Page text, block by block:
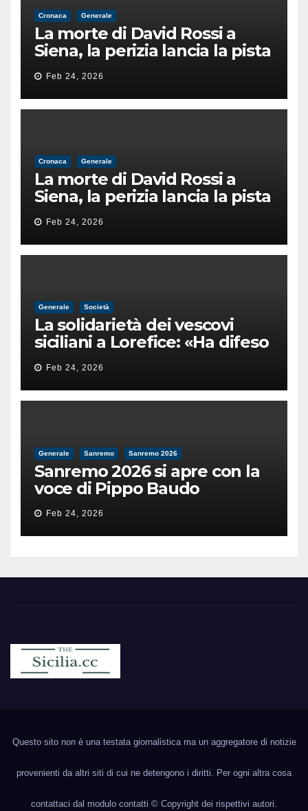
Cronaca Generale
La morte di David Rossi a
Siena, la perizia lancia la pista
di un’intimidazione finita
male
Feb 24, 2026
Cronaca Generale
La morte di David Rossi a
Siena, la perizia lancia la pista
di un’intimidazione finita
male
Feb 24, 2026
Generale Società
La solidarietà dei vescovi
siciliani a Lorefice: «Ha difeso
il valore e la dignità
dell’umanità»
Feb 24, 2026
Generale Sanremo Sanremo 2026
Sanremo 2026 si apre con la
voce di Pippo Baudo
Feb 24, 2026
Questo sito non è una testata giornalistica ma un aggregatore di notizie
provenienti da altri siti di cui ne detengono i diritti. Per ogni altra cosa
contattaci dal modulo contatti © Copyright dei rispettivi autori.